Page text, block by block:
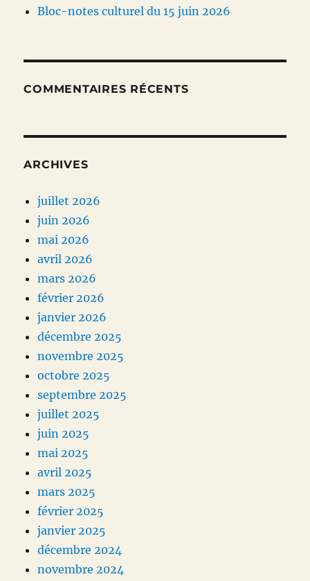
Bloc-notes culturel du 15 juin 2026
COMMENTAIRES RÉCENTS
ARCHIVES
juillet 2026
juin 2026
mai 2026
avril 2026
mars 2026
février 2026
janvier 2026
décembre 2025
novembre 2025
octobre 2025
septembre 2025
juillet 2025
juin 2025
mai 2025
avril 2025
mars 2025
février 2025
janvier 2025
décembre 2024
novembre 2024